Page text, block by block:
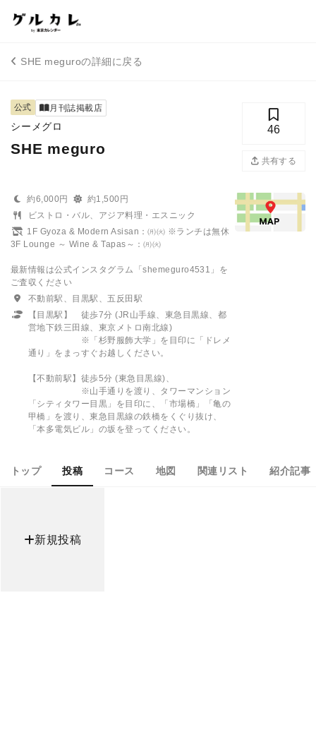
SHE meguroの詳細に戻る
公式 月刊誌掲載店
シーメグロ
SHE meguro
46
共有する
約6,000円
約1,500円
ビストロ・バル、アジア料理・エスニック
1F Gyoza & Modern Asisan：㈪㈫ ※ランチは無休
3F Lounge ～ Wine & Tapas～：㈪㈫
最新情報は公式インスタグラム「shemeguro4531」を
ご査収ください
不動前駅、目黒駅、五反田駅
【目黒駅】 徒歩7分 (JR山手線、東急目黒線、都
営地下鉄三田線、東京メトロ南北線)
※「杉野服飾大学」を目印に「ドレメ
通り」をまっすぐお越しください。
【不動前駅】徒歩5分 (東急目黒線)、
※山手通りを渡り、タワーマンション
「シティタワー目黒」を目印に、「市場橋」「亀の
甲橋」を渡り、東急目黒線の鉄橋をくぐり抜け、
「本多電気ビル」の坂を登ってください。
トップ 投稿 コース 地図 関連リスト 紹介記事
新規投稿